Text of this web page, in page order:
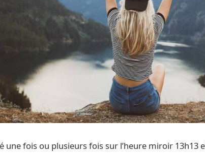
une fois ou plusieurs fois sur l’heure miroir 13h13